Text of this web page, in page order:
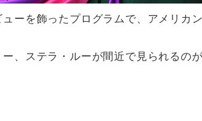
ーを飾ったプログラムで、アメリカ
ー、ステラ・ルーが間近で見られるの